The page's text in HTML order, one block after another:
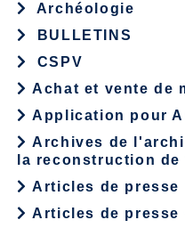
Archéologie
BULLETINS
CSPV
Achat et vente de
Application pour
Archives de
la reconstruction de
Articles de presse
Articles de presse